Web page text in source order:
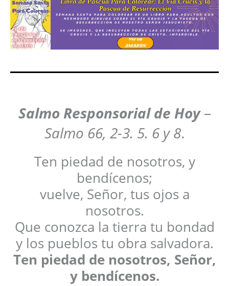
Salmo Responsorial de Hoy –
Salmo 66, 2-3. 5. 6 y 8.
Ten piedad de nosotros, y
bendícenos;
vuelve, Señor, tus ojos a
nosotros.
Que conozca la tierra tu bondad
y los pueblos tu obra salvadora.
Ten piedad de nosotros, Señor,
y bendícenos.